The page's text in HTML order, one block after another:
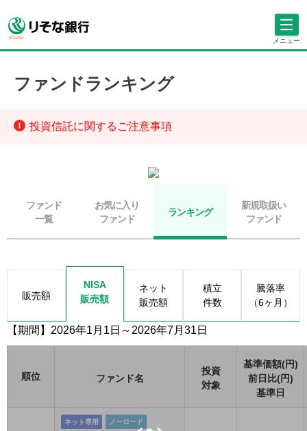
メニュー
ファンドランキング
投資信託に関するご注意事項
ファンド
一覧
お気に入り
ファンド
ランキング
新規取扱い
ファンド
販売額
NISA
販売額
ネット
販売額
積立
件数
騰落率
（6ヶ月）
【期間】2026年1月1日～2026年7月31日
順位 ファンド名
投資
対象
基準価額(円)
前日比(円)
基準日
ネット専用 ノーロード